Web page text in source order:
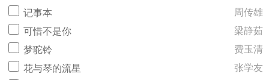
记事本
周传雄
可惜不是你
梁静茹
梦驼铃
费玉清
花与琴的流星
张学友